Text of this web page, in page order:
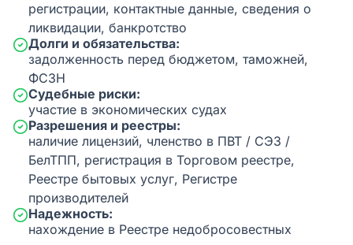
регистрации, контактные данные, сведения о
ликвидации, банкротство
Долги и обязательства:
задолженность перед бюджетом, таможней,
ФСЗН
Судебные риски:
участие в экономических судах
Разрешения и реестры:
наличие лицензий, членство в ПВТ / СЭЗ /
БелТПП, регистрация в Торговом реестре,
Реестре бытовых услуг, Регистре
производителей
Надежность:
нахождение в Реестре недобросовестных